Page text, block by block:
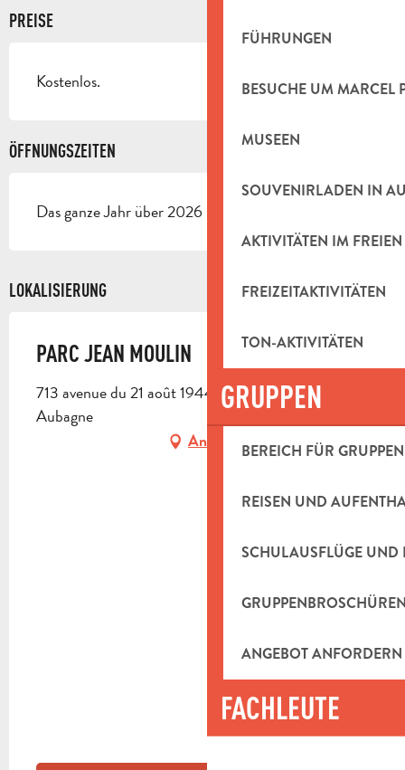
FÜHRUNGEN
BESUCHE UM MARCEL
MUSEEN
SOUVENIRLADEN IN
AKTIVITÄTEN IM FREIEN
FREIZEITAKTIVITÄTEN
TON-AKTIVITÄTEN
GRUPPEN
BEREICH FÜR GRUPPEN
REISEN UND
SCHULAUSFLÜGE UND
ANGEBOT ANFORDERN
FACHLEUTE
PREISE
Kostenlos.
ÖFFNUNGSZEITEN
Das ganze Jahr über 2026 - Geöffnet jeden tag
LOKALISIERUNG
PARC JEAN MOULIN
713 avenue du 21 août 1944, La Tourtelle, 13400
Aubagne
Anfahrt